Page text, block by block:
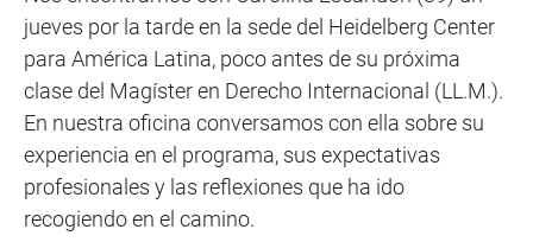
jueves por la tarde en la sede del Heidelberg Center
para América Latina, poco antes de su próxima
clase del Magíster en Derecho Internacional (LL.M.).
En nuestra oficina conversamos con ella sobre su
experiencia en el programa, sus expectativas
profesionales y las reflexiones que ha ido
recogiendo en el camino.